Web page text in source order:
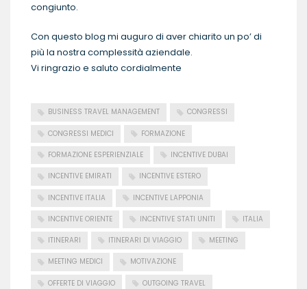
congiunto.
Con questo blog mi auguro di aver chiarito un po’ di
più la nostra complessità aziendale.
Vi ringrazio e saluto cordialmente
BUSINESS TRAVEL MANAGEMENT CONGRESSI
CONGRESSI MEDICI FORMAZIONE
FORMAZIONE ESPERIENZIALE INCENTIVE DUBAI
INCENTIVE EMIRATI INCENTIVE ESTERO
INCENTIVE ITALIA INCENTIVE LAPPONIA
INCENTIVE ORIENTE INCENTIVE STATI UNITI ITALIA
ITINERARI ITINERARI DI VIAGGIO MEETING
MEETING MEDICI MOTIVAZIONE
OFFERTE DI VIAGGIO OUTGOING TRAVEL